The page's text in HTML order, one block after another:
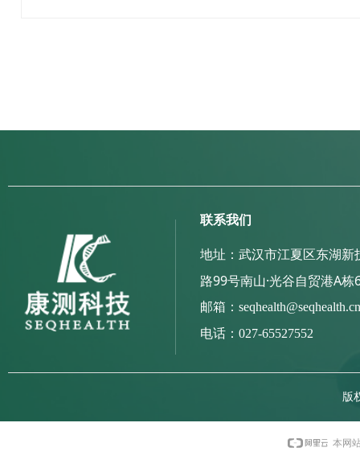
版
联系我们
地址： 武汉市江夏区东湖新
路99号南山·光谷自贸港A栋
邮箱：seqhealth@seqhealth.cn
电话：027-65527552
本网